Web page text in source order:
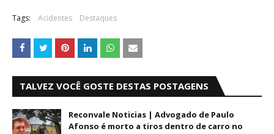
Tags: Acidentes Destaques
TALVEZ VOCÊ GOSTE DESTAS POSTAGENS
Reconvale Noticias | Advogado de Paulo
Afonso é morto a tiros dentro de carro no